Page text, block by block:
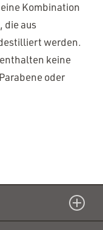
Kombination
die aus
werden.
keine
oder